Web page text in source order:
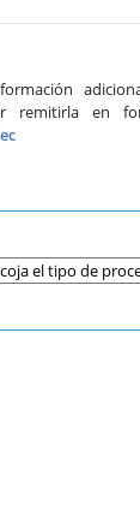
remitirla en